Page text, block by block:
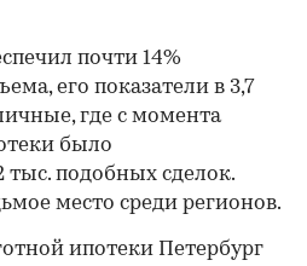
почти 14%
его показатели в 3,7
где с момента
было
тыс. подобных сделок.
место среди регионов.
ипотеки Петербург